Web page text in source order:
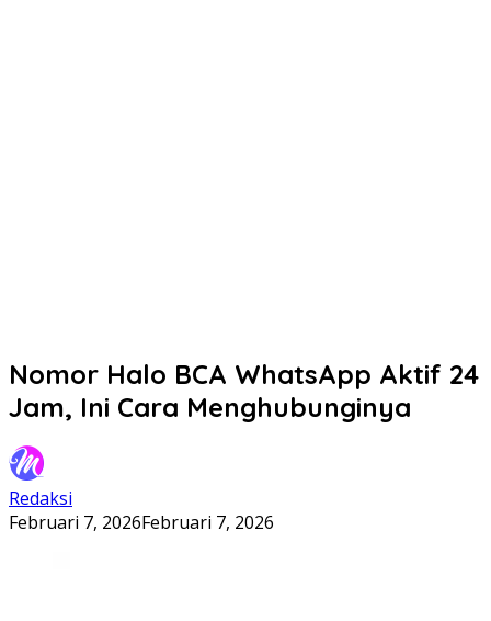
Nomor Halo BCA WhatsApp Aktif 24
Jam, Ini Cara Menghubunginya
Redaksi
Februari 7, 2026Februari 7, 2026